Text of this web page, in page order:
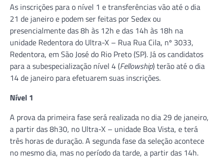
As inscrições para o nível 1 e transferências vão até o dia
21 de janeiro e podem ser feitas por Sedex ou
presencialmente das 8h às 12h e das 14h às 18h na
unidade Redentora do Ultra-X – Rua Rua Cila, nº 3033,
Redentora, em São José do Rio Preto (SP). Já os candidatos
para a subespecialização nível 4 (Fellowship) terão até o dia
14 de janeiro para efetuarem suas inscrições.
Nível 1
A prova da primeira fase será realizada no dia 29 de janeiro,
a partir das 8h30, no Ultra-X – unidade Boa Vista, e terá
três horas de duração. A segunda fase da seleção acontece
no mesmo dia, mas no período da tarde, a partir das 14h.